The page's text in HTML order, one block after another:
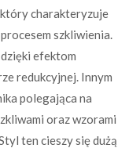
charakteryzuje
szkliwienia.
efektom
redukcyjnej. Innym
polegająca na
oraz wzorami
ten cieszy się dużą